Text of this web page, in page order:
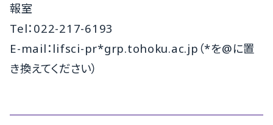
報室
Tel：022-217-6193
E-mail：lifsci-pr*grp.tohoku.ac.jp（*を@に置
き換えてください）